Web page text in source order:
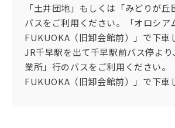
「土井団地」もしくは「みどりが丘
バスをご利用ください。「オロシア
FUKUOKA（旧卸会館前）」で下車
JR千早駅を出て千早駅前バス停より
業所」行のバスをご利用ください。
FUKUOKA（旧卸会館前）」で下車